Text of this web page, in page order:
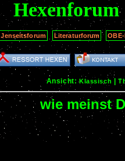
Hexenforum
Jenseitsforum Literaturforum
Ansicht:Klassisch
wie meinst